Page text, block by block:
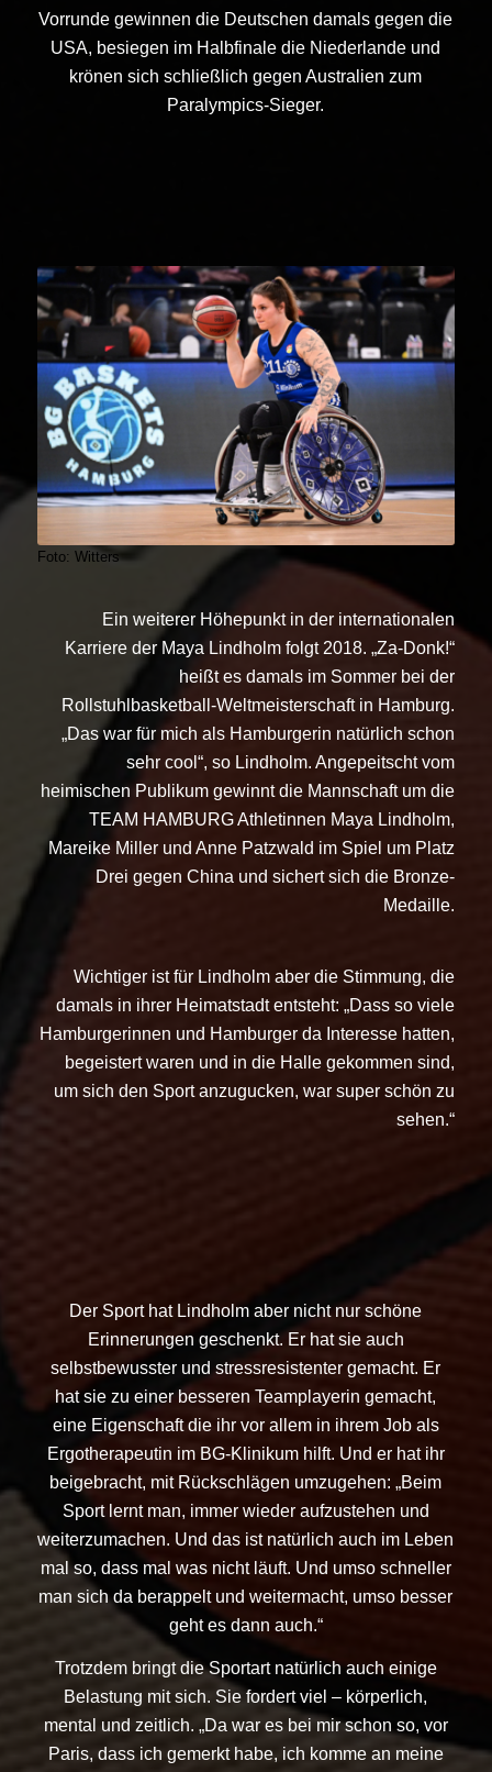
Vorrunde gewinnen die Deutschen damals gegen die
USA, besiegen im Halbfinale die Niederlande und
krönen sich schließlich gegen Australien zum
Paralympics-Sieger.
Foto: Witters
Ein weiterer Höhepunkt in der internationalen
Karriere der Maya Lindholm folgt 2018. „Za-Donk!“
heißt es damals im Sommer bei der
Rollstuhlbasketball-Weltmeisterschaft in Hamburg.
„Das war für mich als Hamburgerin natürlich schon
sehr cool“, so Lindholm. Angepeitscht vom
heimischen Publikum gewinnt die Mannschaft um die
TEAM HAMBURG Athletinnen Maya Lindholm,
Mareike Miller und Anne Patzwald im Spiel um Platz
Drei gegen China und sichert sich die Bronze-
Medaille.
Wichtiger ist für Lindholm aber die Stimmung, die
damals in ihrer Heimatstadt entsteht: „Dass so viele
Hamburgerinnen und Hamburger da Interesse hatten,
begeistert waren und in die Halle gekommen sind,
um sich den Sport anzugucken, war super schön zu
sehen.“
Der Sport hat Lindholm aber nicht nur schöne
Erinnerungen geschenkt. Er hat sie auch
selbstbewusster und stressresistenter gemacht. Er
hat sie zu einer besseren Teamplayerin gemacht,
eine Eigenschaft die ihr vor allem in ihrem Job als
Ergotherapeutin im BG-Klinikum hilft. Und er hat ihr
beigebracht, mit Rückschlägen umzugehen: „Beim
Sport lernt man, immer wieder aufzustehen und
weiterzumachen. Und das ist natürlich auch im Leben
mal so, dass mal was nicht läuft. Und umso schneller
man sich da berappelt und weitermacht, umso besser
geht es dann auch.“
Trotzdem bringt die Sportart natürlich auch einige
Belastung mit sich. Sie fordert viel – körperlich,
mental und zeitlich. „Da war es bei mir schon so, vor
Paris, dass ich gemerkt habe, ich komme an meine